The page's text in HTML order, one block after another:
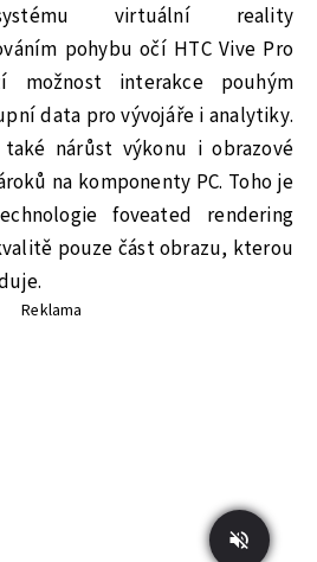
virtuální reality
pohybu očí HTC Vive Pro
možnost interakce pouhým
data pro vývojáře i analytiky.
nárůst výkonu i obrazové
na komponenty PC. Toho je
foveated rendering
pouze část obrazu, kterou
Reklama